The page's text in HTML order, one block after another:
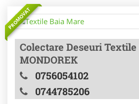
PROMOVAT
Colectare Deseuri Textile
MONDOREK
0756054102
0744785206